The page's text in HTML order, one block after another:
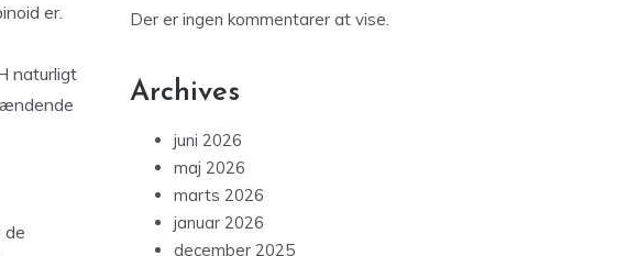
er.
naturligt
de
Der er ingen kommentarer at vise.
Archives
juni 2026
maj 2026
marts 2026
januar 2026
december 2025